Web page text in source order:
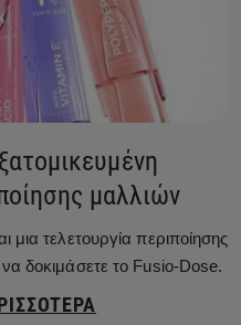
μαλλιών
μια τελετουργία περιποίησης
να δοκιμάσετε το Fusio-Dose.